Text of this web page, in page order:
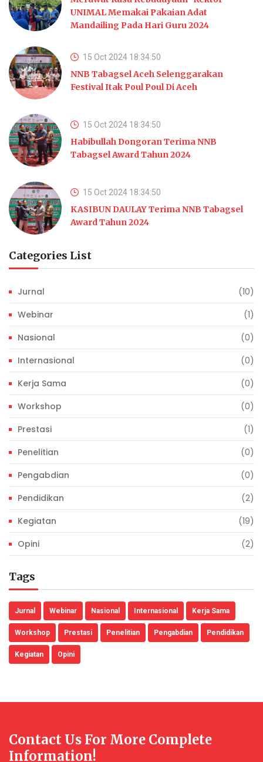
UNIMAL Memakai Pakaian Adat
Mandailing Pada Hari Guru 2024
15 Oct 2024 18:34:50
NNB Tabagsel Aceh Selenggarakan
Festival Itak Poul Poul Di Aceh
15 Oct 2024 18:34:50
Habibullah Dongoran Terima NNB
Tabagsel Award Tahun 2024
15 Oct 2024 18:34:50
KASIBUN DAULAY Terima NNB Tabagsel
Award Tahun 2024
Categories List
Jurnal
(10)
Webinar
(1)
Nasional
(0)
Internasional
(0)
Kerja Sama
(0)
Workshop
(0)
Prestasi
(1)
Penelitian
(0)
Pengabdian
(0)
Pendidikan
(2)
Kegiatan
(19)
Opini
(2)
Tags
Jurnal Webinar Nasional Internasional Kerja Sama
Workshop Prestasi Penelitian Pengabdian Pendidikan
Kegiatan Opini
Contact Us For More Complete
Information!